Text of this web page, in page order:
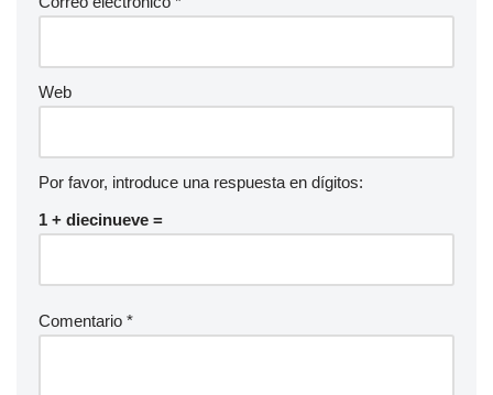
Web
Por favor, introduce una respuesta en dígitos:
1 + diecinueve =
Comentario *